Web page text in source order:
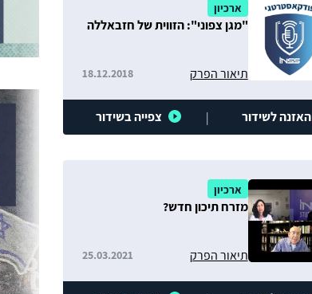
ארכיון
"מגן צפוני": הזווית של חזבאללה
תיאור הפרק 18.12.2018
האזנה לשידור | צפייה בשידור
ארכיון
מזרח תיכון חדש?
תיאור הפרק 25.03.2021